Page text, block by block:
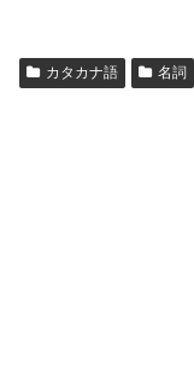
カタカナ語 名詞